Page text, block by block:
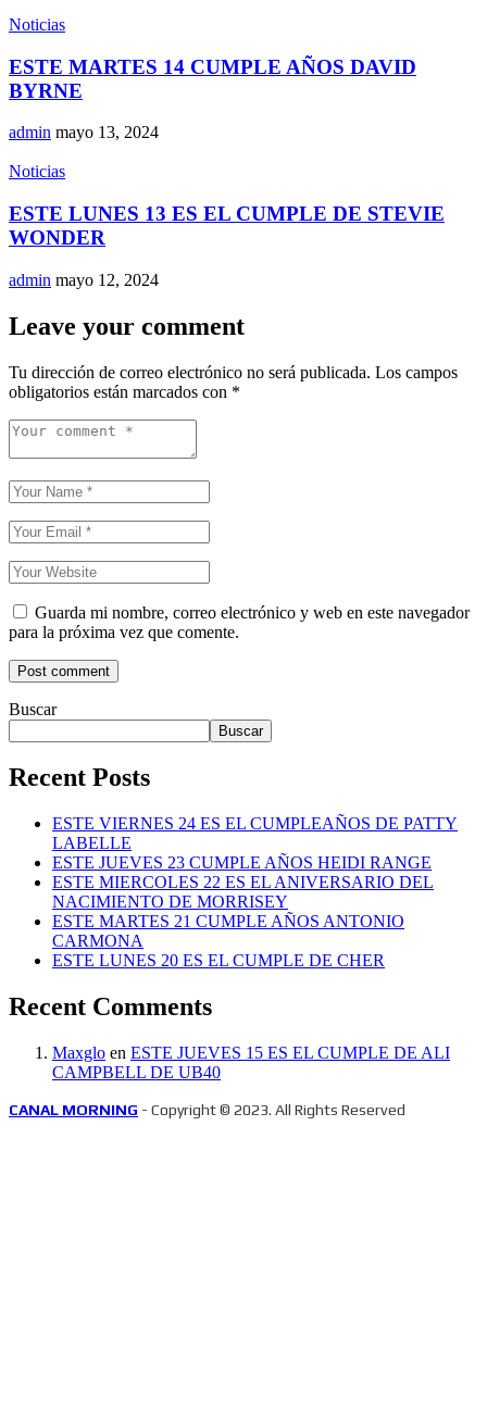
Noticias
ESTE MARTES 14 CUMPLE AÑOS DAVID
BYRNE
admin mayo 13, 2024
Noticias
ESTE LUNES 13 ES EL CUMPLE DE STEVIE
WONDER
admin mayo 12, 2024
Leave your comment
Tu dirección de correo electrónico no será publicada. Los campos
obligatorios están marcados con *
Guarda mi nombre, correo electrónico y web en este navegador
para la próxima vez que comente.
Buscar
Buscar
Recent Posts
ESTE VIERNES 24 ES EL CUMPLEAÑOS DE PATTY
LABELLE
ESTE JUEVES 23 CUMPLE AÑOS HEIDI RANGE
ESTE MIERCOLES 22 ES EL ANIVERSARIO DEL
NACIMIENTO DE MORRISEY
ESTE MARTES 21 CUMPLE AÑOS ANTONIO
CARMONA
ESTE LUNES 20 ES EL CUMPLE DE CHER
Recent Comments
Maxglo en ESTE JUEVES 15 ES EL CUMPLE DE ALI
CAMPBELL DE UB40
CANAL MORNING - Copyright © 2023. All Rights Reserved